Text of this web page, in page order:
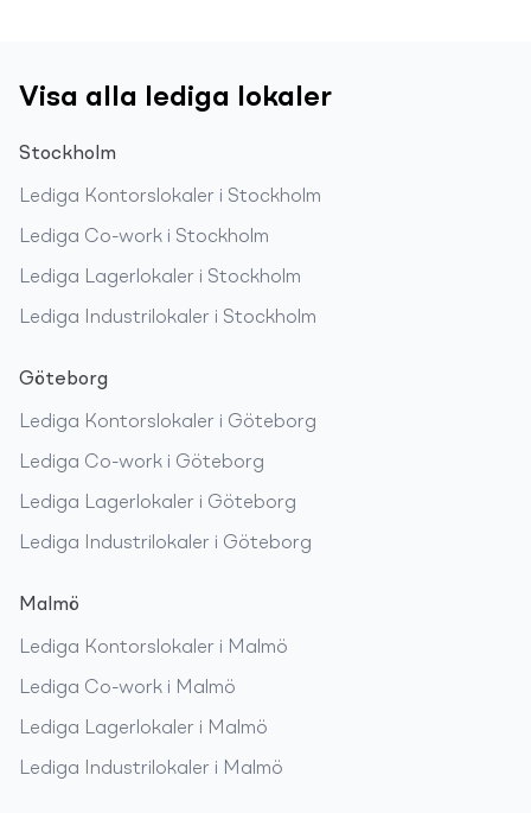
Visa alla lediga lokaler
Stockholm
Lediga Kontorslokaler i Stockholm
Lediga Co-work i Stockholm
Lediga Lagerlokaler i Stockholm
Lediga Industrilokaler i Stockholm
Göteborg
Lediga Kontorslokaler i Göteborg
Lediga Co-work i Göteborg
Lediga Lagerlokaler i Göteborg
Lediga Industrilokaler i Göteborg
Malmö
Lediga Kontorslokaler i Malmö
Lediga Co-work i Malmö
Lediga Lagerlokaler i Malmö
Lediga Industrilokaler i Malmö